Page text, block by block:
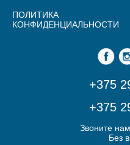
ПОЛИТИКА
КОНФИДЕНЦИАЛЬНОСТИ
+375
+375
Звоните
Без